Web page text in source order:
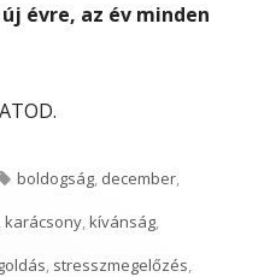
évre, az év minden
Tags
boldogság, december,
,karácsony,kívánság,
, stresszmegelőzés,